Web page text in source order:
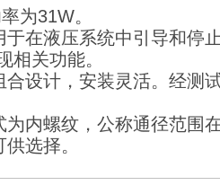
为31W。
在液压系统中引导和停
相关功能。
设计，安装灵活。经测
内螺纹，公称通径范围
选择。